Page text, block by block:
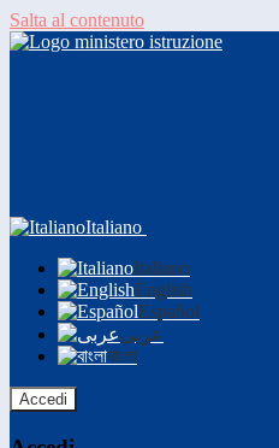
Salta al contenuto
Italiano
Italiano
English
Español
عربى
বাংলা
Accedi